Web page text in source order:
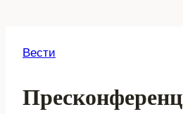
Вести